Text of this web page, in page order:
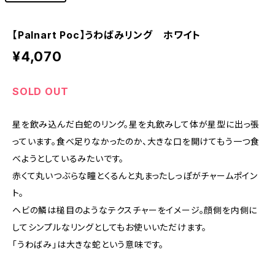
【Palnart Poc】うわばみリング ホワイト
¥4,070
SOLD OUT
星を飲み込んだ白蛇のリング。星を丸飲みして体が星型に出っ張
っています。食べ足りなかったのか、大きな口を開けてもう一つ食
べようとしているみたいです。
赤くて丸いつぶらな瞳とくるんと丸まったしっぽがチャームポイン
ト。
ヘビの鱗は槌目のようなテクスチャーをイメージ。顔側を内側に
してシンプルなリングとしてもお使いいただけます。
「うわばみ」は大きな蛇という意味です。